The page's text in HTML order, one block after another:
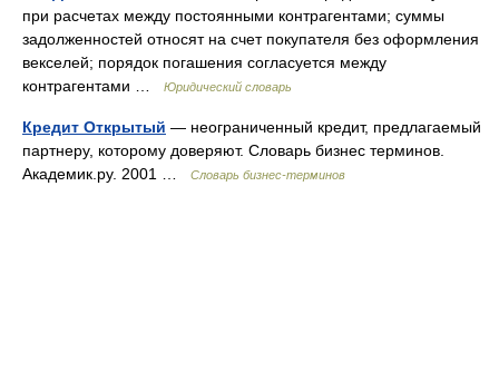
при расчетах между постоянными контрагентами; суммы
задолженностей относят на счет покупателя без оформления
векселей; порядок погашения согласуется между
контрагентами …
Юридический словарь
Кредит Открытый — неограниченный кредит, предлагаемый
партнеру, которому доверяют. Словарь бизнес терминов.
Академик.ру. 2001 …
Словарь бизнес-терминов